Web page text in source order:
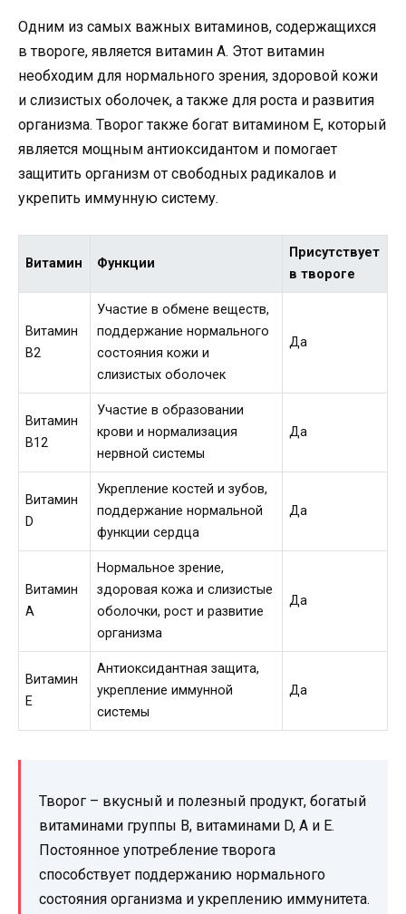
Одним из самых важных витаминов, содержащихся
в твороге, является витамин А. Этот витамин
необходим для нормального зрения, здоровой кожи
и слизистых оболочек, а также для роста и развития
организма. Творог также богат витамином Е, который
является мощным антиоксидантом и помогает
защитить организм от свободных радикалов и
укрепить иммунную систему.
Витамин Функции
Присутствует
в твороге
Витамин
B2
Участие в обмене веществ,
поддержание нормального
состояния кожи и
слизистых оболочек
Да
Витамин
B12
Участие в образовании
крови и нормализация
нервной системы
Да
Витамин
D
Укрепление костей и зубов,
поддержание нормальной
функции сердца
Да
Витамин
A
Нормальное зрение,
здоровая кожа и слизистые
оболочки, рост и развитие
организма
Да
Витамин
E
Антиоксидантная защита,
укрепление иммунной
системы
Да
Творог – вкусный и полезный продукт, богатый
витаминами группы B, витаминами D, А и Е.
Постоянное употребление творога
способствует поддержанию нормального
состояния организма и укреплению иммунитета.